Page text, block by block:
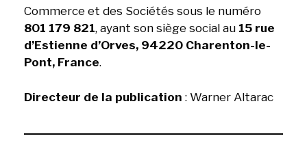
Commerce et des Sociétés sous le numéro
801 179 821, ayant son siège social au 15 rue
d’Estienne d’Orves, 94220 Charenton-le-
Pont, France.
Directeur de la publication : Warner Altarac